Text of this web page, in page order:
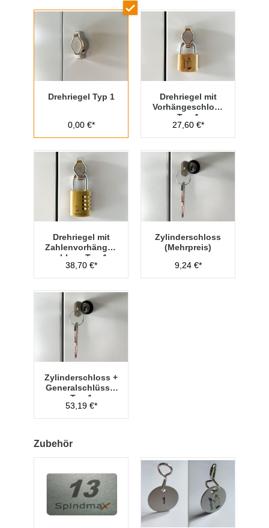
Drehriegel Typ 1
0,00 €*
Drehriegel mit
Vorhängeschloss
Typ 1
27,60 €*
Drehriegel mit
Zahlenvorhänges
chloss Typ 1
38,70 €*
Zylinderschloss
(Mehrpreis)
9,24 €*
Zylinderschloss +
Generalschlüssel
Typ 1
53,19 €*
Zubehör